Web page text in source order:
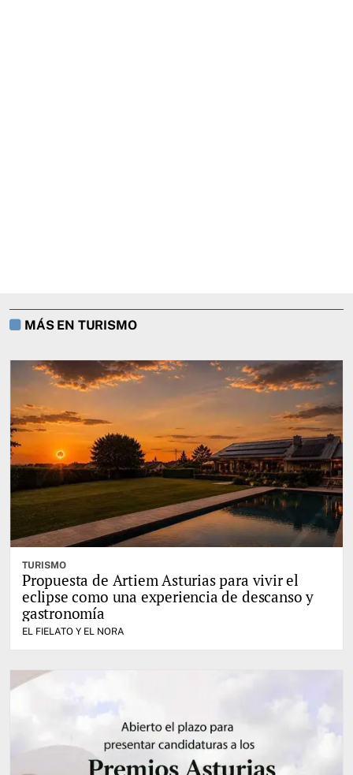
MÁS EN TURISMO
TURISMO
Propuesta de Artiem Asturias para vivir el
eclipse como una experiencia de descanso y
gastronomía
EL FIELATO Y EL NORA